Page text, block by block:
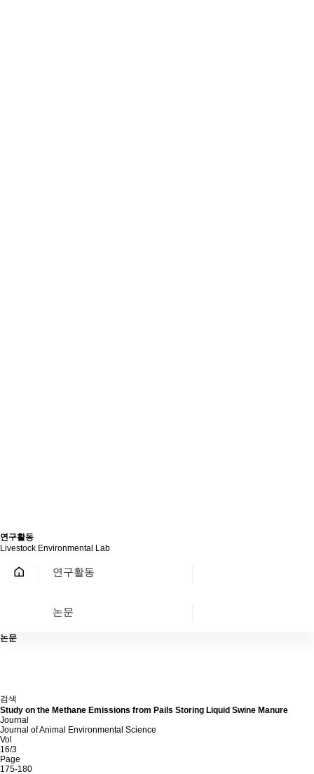
연구활동
Livestock Environmental Lab
연구활동
논문
논문
검색
Study on the Methane Emissions from Pails Storing Liquid Swine Manure
Journal
Journal of Animal Environmental Science
Vol
16/3
Page
175-180